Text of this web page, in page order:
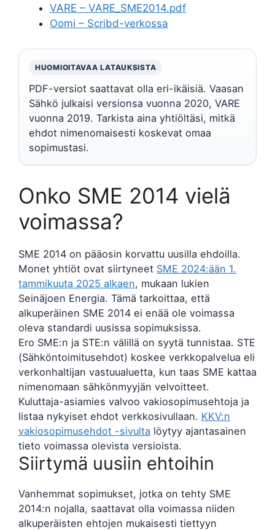
VARE – VARE_SME2014.pdf
Oomi – Scribd-verkossa
HUOMIOITAVAA LATAUKSISTA
PDF-versiot saattavat olla eri-ikäisiä. Vaasan
Sähkö julkaisi versionsa vuonna 2020, VARE
vuonna 2019. Tarkista aina yhtiöltäsi, mitkä
ehdot nimenomaisesti koskevat omaa
sopimustasi.
Onko SME 2014 vielä
voimassa?
SME 2014 on pääosin korvattu uusilla ehdoilla.
Monet yhtiöt ovat siirtyneet SME 2024:ään 1.
tammikuuta 2025 alkaen, mukaan lukien
Seinäjoen Energia. Tämä tarkoittaa, että
alkuperäinen SME 2014 ei enää ole voimassa
oleva standardi uusissa sopimuksissa.
Ero SME:n ja STE:n välillä on syytä tunnistaa. STE
(Sähköntoimitusehdot) koskee verkkopalvelua eli
verkonhaltijan vastuualuetta, kun taas SME kattaa
nimenomaan sähkönmyyjän velvoitteet.
Kuluttaja-asiamies valvoo vakiosopimusehtoja ja
listaa nykyiset ehdot verkkosivullaan. KKV:n
vakiosopimusehdot -sivulta löytyy ajantasainen
tieto voimassa olevista versioista.
Siirtymä uusiin ehtoihin
Vanhemmat sopimukset, jotka on tehty SME
2014:n nojalla, saattavat olla voimassa niiden
alkuperäisten ehtojen mukaisesti tiettyyn